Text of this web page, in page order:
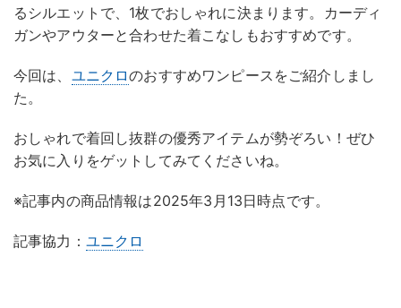
るシルエットで、1枚でおしゃれに決まります。カーディ
ガンやアウターと合わせた着こなしもおすすめです。
今回は、 ユニクロのおすすめワンピースをご紹介しまし
た。
おしゃれで着回し抜群の優秀アイテムが勢ぞろい！ぜひ
お気に入りをゲットしてみてくださいね。
※記事内の商品情報は2025年3月13日時点です。
記事協力： ユニクロ